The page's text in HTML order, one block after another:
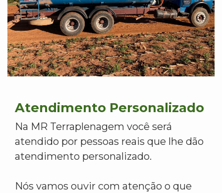
Atendimento Personalizado
Na MR Terraplenagem você será
atendido por pessoas reais que lhe dão
atendimento personalizado.
Nós vamos ouvir com atenção o que